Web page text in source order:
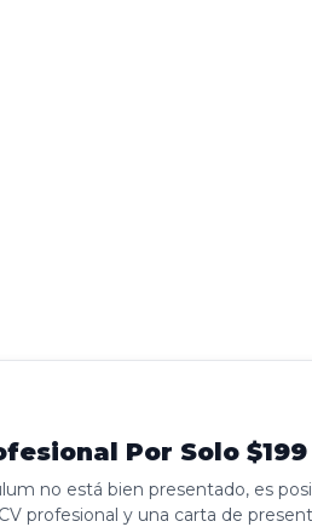
Por Solo $199
no está bien presentado, es
profesional y una carta de